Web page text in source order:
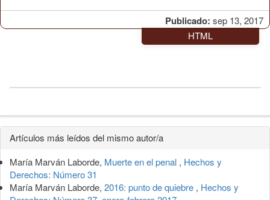
Publicado: sep 13, 2017
HTML
Detalles
del
artículo
Artículos más leídos del mismo autor/a
María Marván Laborde, Muerte en el penal , Hechos y
Derechos: Número 31
María Marván Laborde, 2016: punto de quiebre , Hechos y